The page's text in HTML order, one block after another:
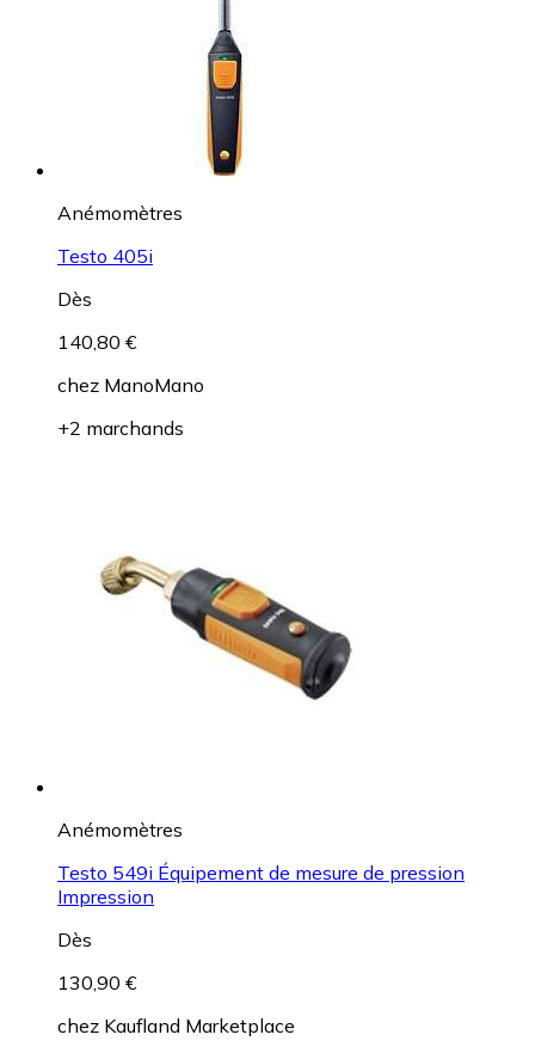
Anémomètres
Testo 405i
Dès
140,80 €
chez ManoMano
+2 marchands
Anémomètres
Testo 549i Équipement de mesure de pression
Impression
Dès
130,90 €
chez Kaufland Marketplace